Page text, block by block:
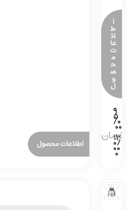
ا
ط
لا
عا
ت
م
ح
ص
و
ل
اطلاعات محصول